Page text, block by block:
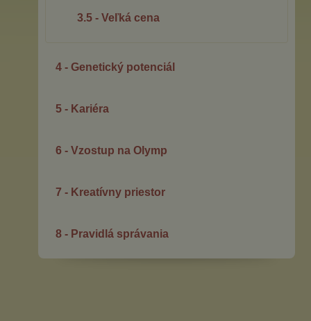
3.5 - Veľká cena
4 - Genetický potenciál
5 - Kariéra
6 - Vzostup na Olymp
7 - Kreatívny priestor
8 - Pravidlá správania